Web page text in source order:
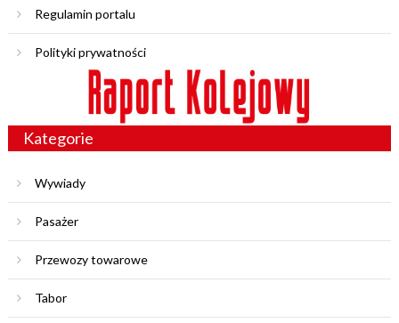
Regulamin portalu
Polityki prywatności
Kategorie
Wywiady
Pasażer
Przewozy towarowe
Tabor